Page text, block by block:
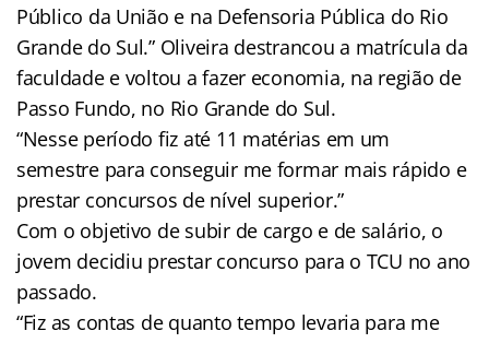
Público da União e na Defensoria Pública do Rio
Grande do Sul.” Oliveira destrancou a matrícula da
faculdade e voltou a fazer economia, na região de
Passo Fundo, no Rio Grande do Sul.
“Nesse período fiz até 11 matérias em um
semestre para conseguir me formar mais rápido e
prestar concursos de nível superior.”
Com o objetivo de subir de cargo e de salário, o
jovem decidiu prestar concurso para o TCU no ano
passado.
“Fiz as contas de quanto tempo levaria para me